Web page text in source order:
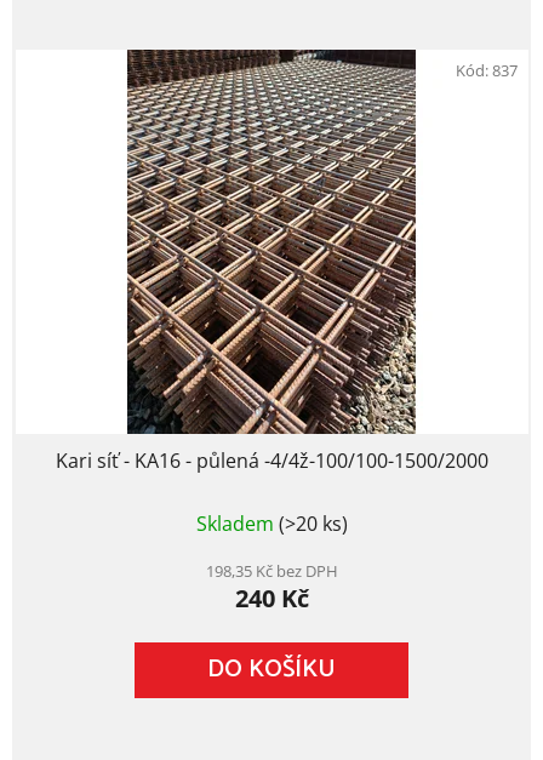
Kari síť - KA16 - půlená -4/4ž-100/100-1500/2000
Skladem (>20 ks)
198,35 Kč bez DPH
240 Kč
DO KOŠÍKU
Kód:837